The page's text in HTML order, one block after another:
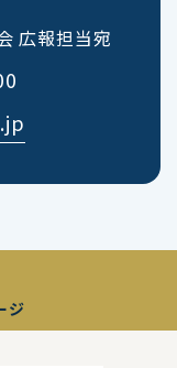
広報担当宛
ジ